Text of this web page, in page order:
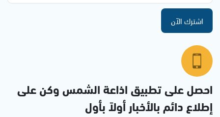
اشترك الآن
احصل على تطبيق اذاعة الشمس وكن على
إطلاع دائم بالأخبار أولاً بأول